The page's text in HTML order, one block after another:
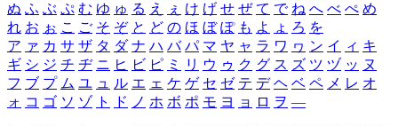
ぬ ふ ぶ ぷ む ゆ ゅ る え ぇ け げ せ ぜ て で ね へ べ ぺ め
れ お ぉ こ ご そ ぞ と ど の ほ ぼ ぽ も よ ょ ろ を
ア ァ カ サ ザ タ ダ ナ ハ バ パ マ ヤ ャ ラ ワ ヮ ン イ ィ キ
ギ シ ジ チ ヂ ニ ヒ ビ ピ ミ リ ウ ゥ ク グ ス ズ ツ ヅ ッ ヌ
フ ブ プ ム ユ ュ ル エ ェ ケ ゲ セ ゼ テ デ ヘ ベ ペ メ レ オ
ォ コ ゴ ソ ゾ ト ド ノ ホ ボ ポ モ ヨ ョ ロ ヲ ―